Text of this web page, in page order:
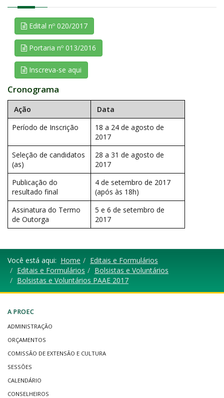
Edital nº 020/2017
Portaria nº 013/2016
Inscreva-se aqui
Cronograma
Ação
Data
Período de Inscrição
18 a 24 de agosto de
2017
Seleção de candidatos
(as)
28 a 31 de agosto de
2017
Publicação do
resultado final
4 de setembro de 2017
(após às 18h)
Assinatura do Termo
de Outorga
5 e 6 de setembro de
2017
Você está aqui: Home
Editais e Formulários
Editais e Formulários
Bolsistas e Voluntários
Bolsistas e Voluntários PAAE 2017
A PROEC
ADMINISTRAÇÃO
ORÇAMENTOS
COMISSÃO DE EXTENSÃO E CULTURA
SESSÕES
CALENDÁRIO
CONSELHEIROS